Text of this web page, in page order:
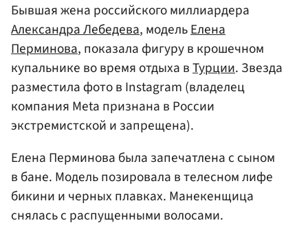
Бывшая жена российского миллиардера
Александра Лебедева, модельЕлена
Перминова, показала фигуру в крошечном
купальнике во время отдыха вТурции. Звезда
разместила фото в Instagram (владелец
компания Meta признана в России
экстремистской и запрещена).
Елена Перминова была запечатлена с сыном
в бане. Модель позировала в телесном лифе
бикини и черных плавках. Манекенщица
снялась с распущенными волосами.